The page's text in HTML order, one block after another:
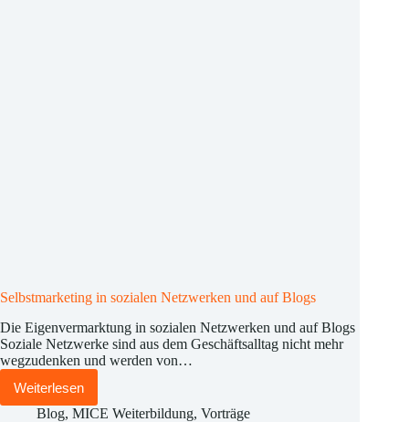
Selbstmarketing in sozialen Netzwerken und auf Blogs
Die Eigenvermarktung in sozialen Netzwerken und auf Blogs
Soziale Netzwerke sind aus dem Geschäftsalltag nicht mehr
wegzudenken und werden von…
WeiterlesenSelbstmarketing
in
Blog, MICE Weiterbildung, Vorträge